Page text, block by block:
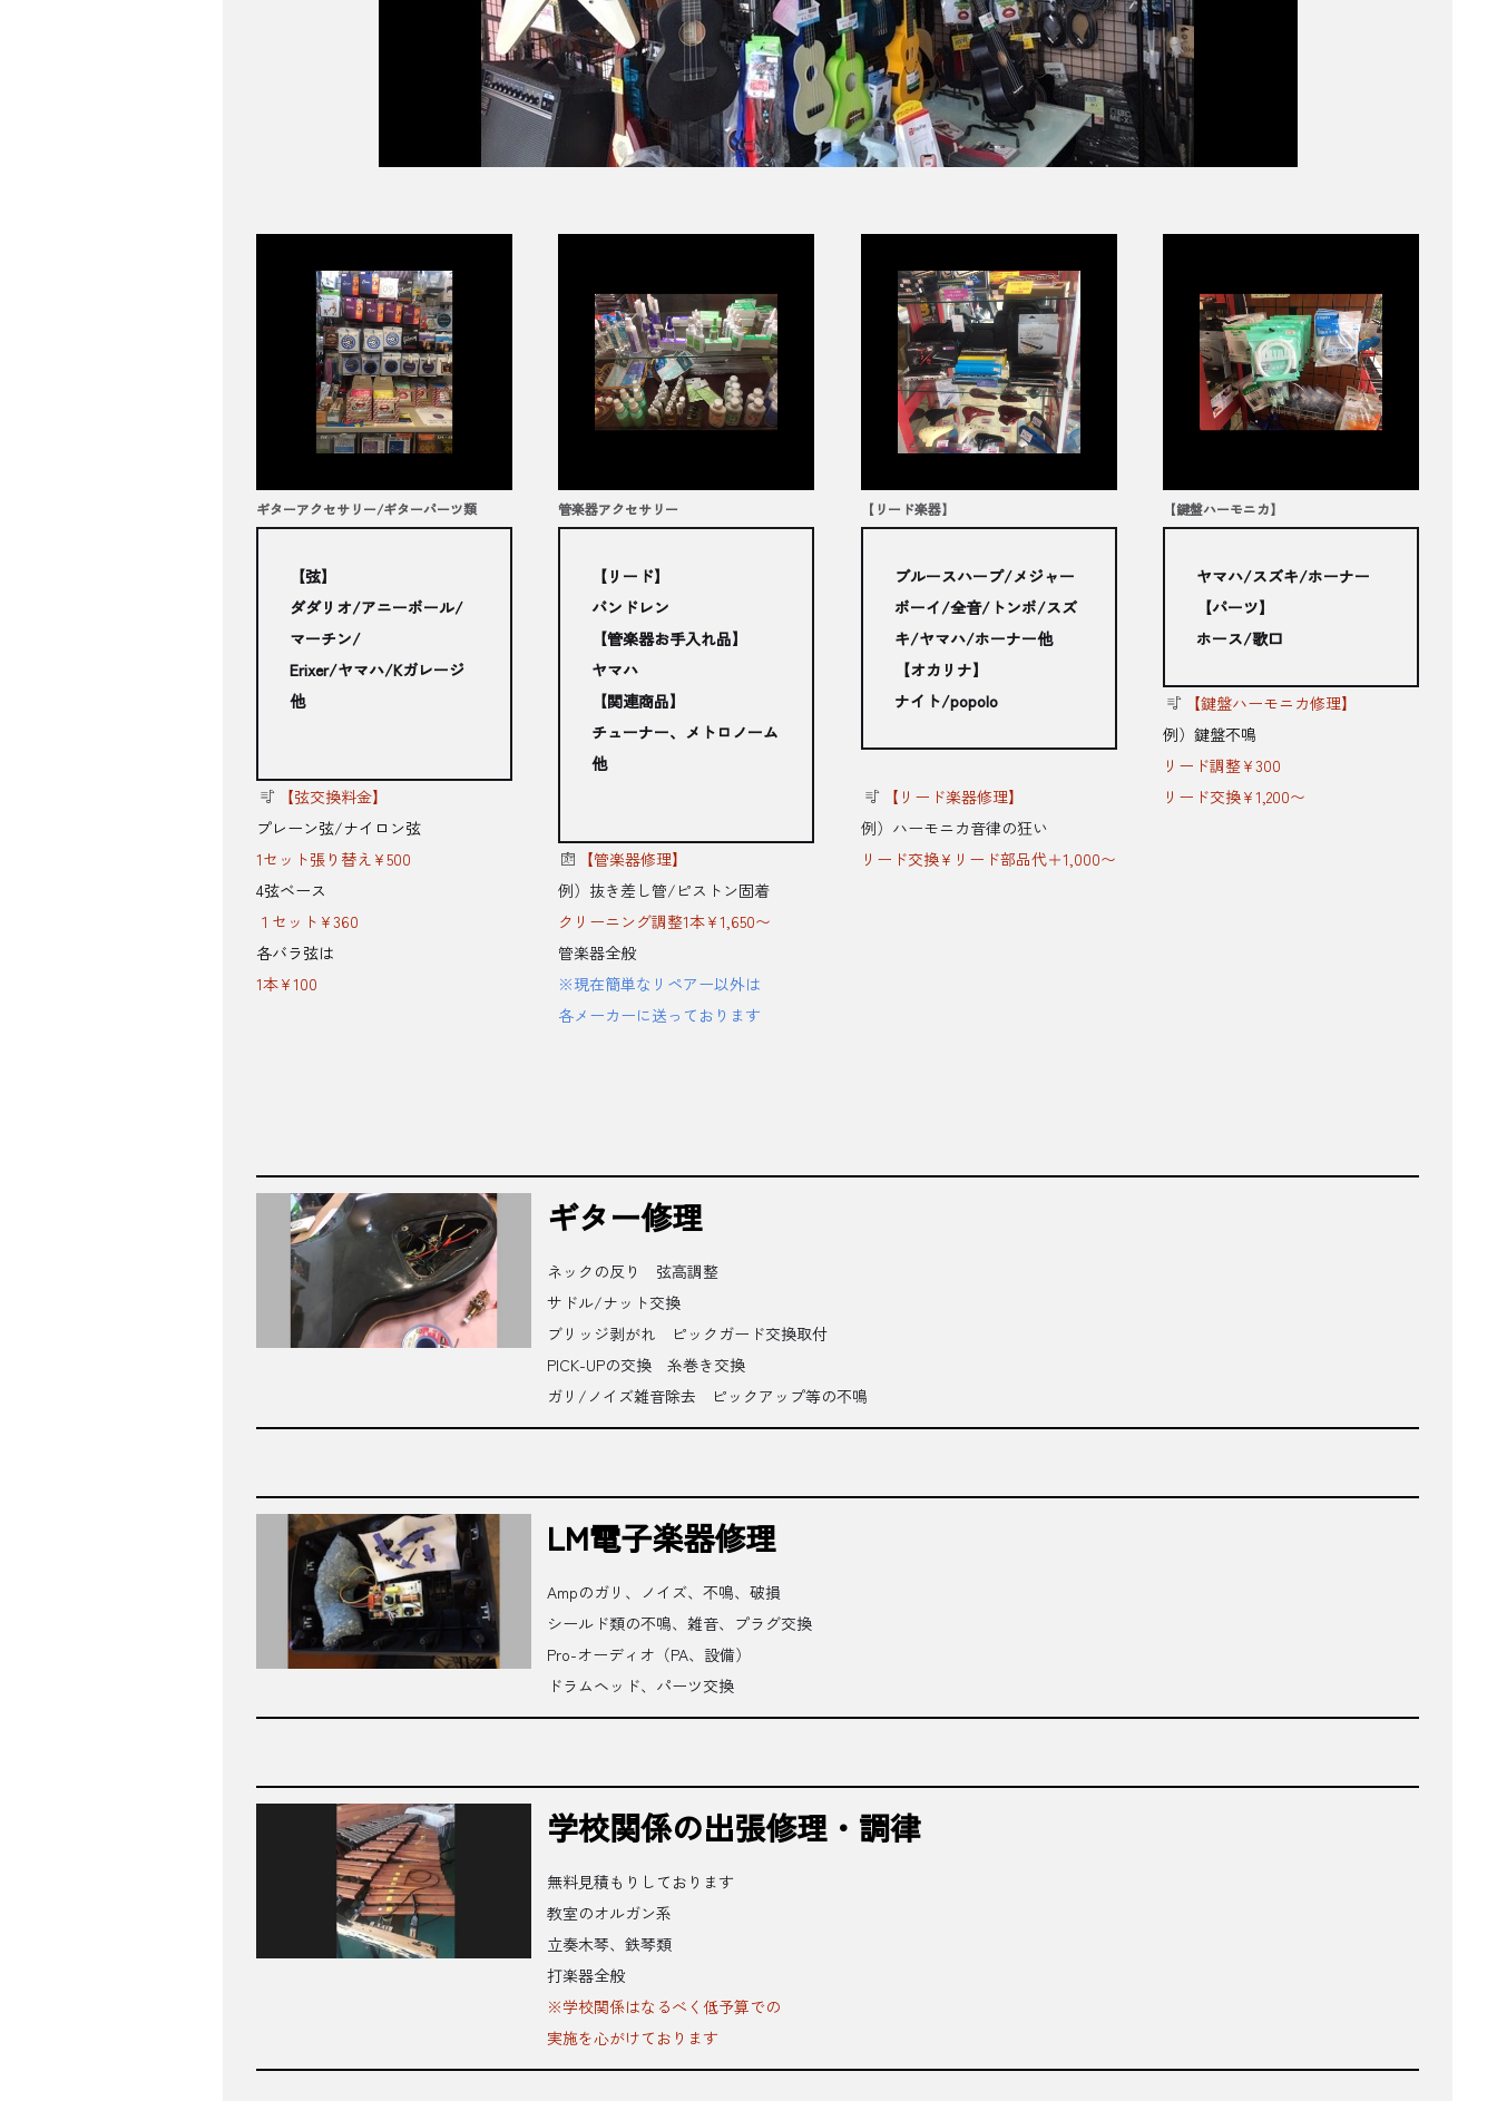
ギターアクセサリー/ギターパーツ類
【弦】
ダダリオ/アニーボール/
マーチン/
Erixer/ヤマハ/Kガレージ
他
【弦交換料金】
プレーン弦/ナイロン弦
1セット張り替え¥500
4弦ベース
１セット¥360
各バラ弦は
1本¥100
管楽器アクセサリー
【リード】
バンドレン
【管楽器お手入れ品】
ヤマハ
【関連商品】
チューナー、メトロノーム
他
【管楽器修理】
例）抜き差し管/ピストン固着
クリーニング調整1本¥1,650〜
管楽器全般
※現在簡単なリペアー以外は
各メーカーに送っております
【リード楽器】
ブルースハープ/メジャー
ボーイ/全音/トンボ/スズ
キ/ヤマハ/ホーナー他
【オカリナ】
ナイト/popolo
【リード楽器修理】
例）ハーモニカ音律の狂い
リード交換¥リード部品代＋1,000〜
【鍵盤ハーモニカ】
ヤマハ/スズキ/ホーナー
【パーツ】
ホース/歌口
【鍵盤ハーモニカ修理】
例）鍵盤不鳴
リード調整¥300
リード交換¥1,200〜
ギター修理
ネックの反り 弦高調整
サドル/ナット交換
ブリッジ剥がれ ピックガード交換取付
PICK-UPの交換 糸巻き交換
ガリ/ノイズ雑音除去 ピックアップ等の不鳴
LM電子楽器修理
Ampのガリ、ノイズ、不鳴、破損
シールド類の不鳴、雑音、プラグ交換
Pro-オーディオ（PA、設備）
ドラムヘッド、パーツ交換
学校関係の出張修理・調律
無料見積もりしております
教室のオルガン系
立奏木琴、鉄琴類
打楽器全般
※学校関係はなるべく低予算での
実施を心がけております